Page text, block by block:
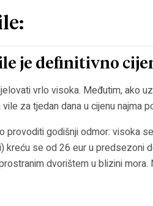
je definitivno
vrlo visoka. Međutim, ako
za tjedan dana u cijenu najma
provoditi godišnji odmor: visoka
kreću se od 26 eur u predsezoni
dvorištem u blizini